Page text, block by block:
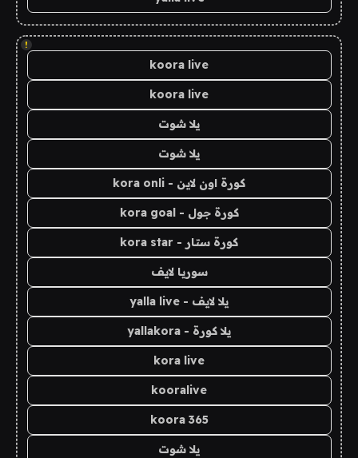
!
koora live
koora live
يلا شوت
يلا شوت
كورة اون لاين - kora onli
كورة جول - kora goal
كورة ستار - kora star
سوريا لايف
يلا لايف - yalla live
يلا كورة - yallakora
kora live
kooralive
koora 365
يلا شوت